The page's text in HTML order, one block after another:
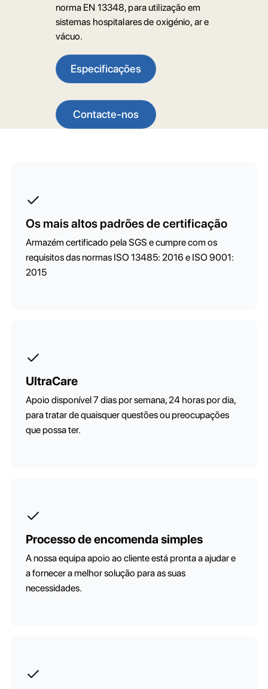
norma EN 13348, para utilização em
sistemas hospitalares de oxigénio, ar e
vácuo.
Especificações
Contacte-nos
Os mais altos padrões de certificação
Armazém certificado pela SGS e cumpre com os
requisitos das normas ISO 13485: 2016 e ISO 9001:
2015
UltraCare
Apoio disponível 7 dias por semana, 24 horas por dia,
para tratar de quaisquer questões ou preocupações
que possa ter.
Processo de encomenda simples
A nossa equipa apoio ao cliente está pronta a ajudar e
a fornecer a melhor solução para as suas
necessidades.